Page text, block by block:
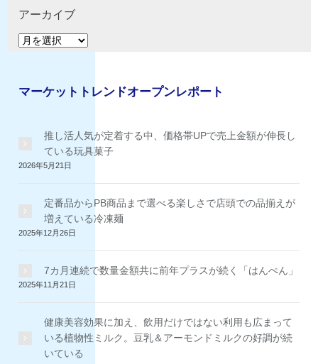
ゴ
ー
アーカイブ
ア
イ
マーケットトレンドオープンレポート
推し活人気が定着する中、価格帯UPで売上金額が伸長し
ている玩具菓子
2026年5月21日
定番品からPB商品まで選べる楽しさで店頭での品揃えが
増えている冷凍麺
2025年12月26日
7カ月連続で数量金額共に前年プラスが続く「はんぺん」
2025年11月21日
健康美容効果に加え、飲用だけではない利用も広まって
いる植物性ミルク。豆乳＆アーモンドミルクの好調が続
いている